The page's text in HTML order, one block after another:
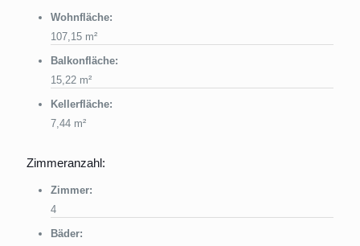
Wohnfläche:
107,15 m²
Balkonfläche:
15,22 m²
Kellerfläche:
7,44 m²
Zimmeranzahl:
Zimmer:
4
Bäder: